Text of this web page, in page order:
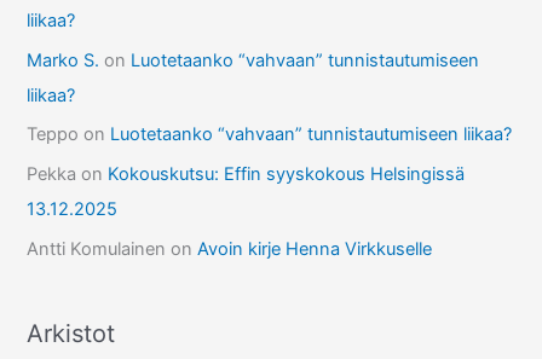
liikaa?
Marko S. on Luotetaanko “vahvaan” tunnistautumiseen
liikaa?
Teppo on Luotetaanko “vahvaan” tunnistautumiseen liikaa?
Pekka on Kokouskutsu: Effin syyskokous Helsingissä
13.12.2025
Antti Komulainen onAvoin kirje Henna Virkkuselle
Arkistot